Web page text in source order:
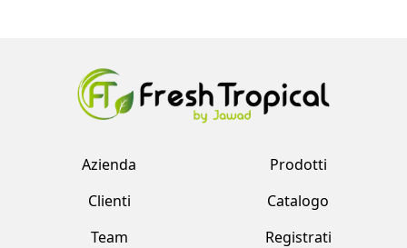
Azienda
Clienti
Team
Prodotti
Catalogo
Registrati